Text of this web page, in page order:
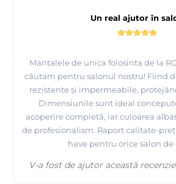
Un real ajutor în
Mantalele de unica folosinta de la
căutam pentru salonul nostru! Fiind
rezistente și impermeabile,
Dimensiunile sunt ideal
acoperire completă, iar culoarea
de profesionalism. Raport calitate-
have pentru orice salon de
V-a fost de ajutor această